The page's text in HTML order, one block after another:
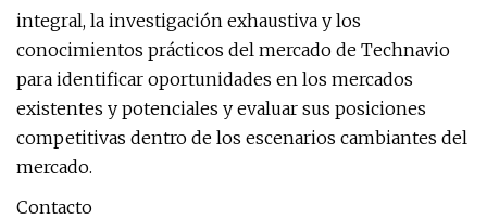
integral, la investigación exhaustiva y los
conocimientos prácticos del mercado de Technavio
para identificar oportunidades en los mercados
existentes y potenciales y evaluar sus posiciones
competitivas dentro de los escenarios cambiantes del
mercado.
Contacto